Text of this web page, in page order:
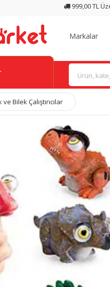
999,00 TL
Markalar
Bilek Çalıştırıcılar